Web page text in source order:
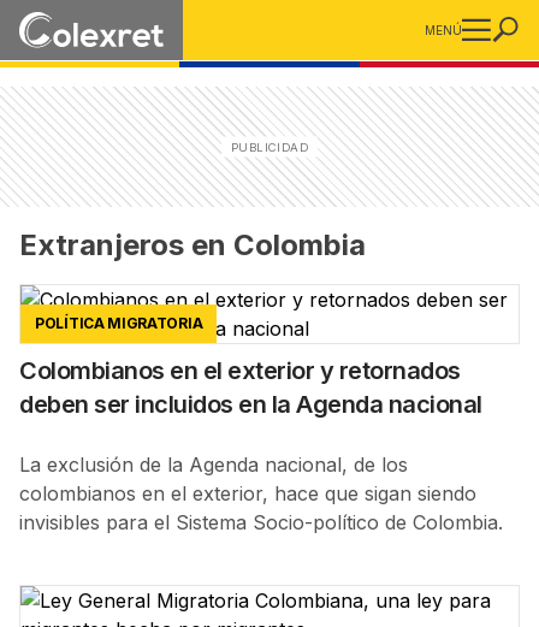
MENÚ
Extranjeros en Colombia
POLÍTICA MIGRATORIA
Colombianos en el exterior y retornados
deben ser incluidos en la Agenda nacional
La exclusión de la Agenda nacional, de los
colombianos en el exterior, hace que sigan siendo
invisibles para el Sistema Socio-político de Colombia.